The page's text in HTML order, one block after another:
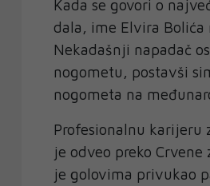
Kada se govori o
dala, ime Elvira
Nekadašnji napadač
nogometu, postavši
nogometa na
Profesionalnu karijeru
je odveo preko
je golovima privukao